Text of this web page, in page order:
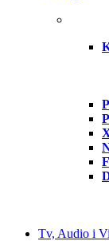
Tv, Audio i